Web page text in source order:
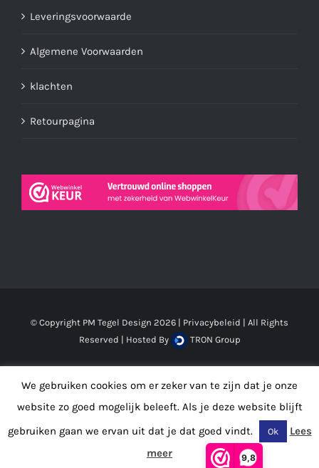
9,8
Leveringsvoorwaarde
Algemene Voorwaarden
klachten
Retourpagina
© Copyright PM Tegel Design 2026 | Privacybeleid | All Rights
Reserved | Hosted By
TRON Group
FacebookInstagramLinkedIn
We gebruiken cookies om er zeker van te zijn dat je onze
website zo goed mogelijk beleeft. Als je deze website blijft
gebruiken gaan we ervan uit dat je dat goed vindt.
Ok
Lees
meer
De waardering van www.pmtegeldesign.nl bijWebwinkelKeur
is 9.8/10 gebaseerd op 8 reviews.